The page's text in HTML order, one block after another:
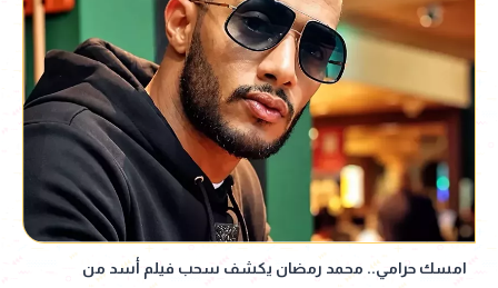
امسك حرامي.. محمد رمضان يكشف سحب فيلم أسد من